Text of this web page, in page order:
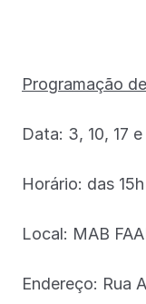
Programação
Data: 3, 10, 17
Horário: das 15h
Local: MAB
Endereço: Rua